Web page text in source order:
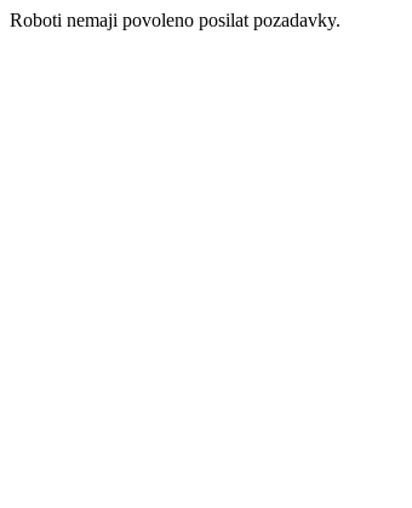
Roboti nemaji povoleno posilat pozadavky.